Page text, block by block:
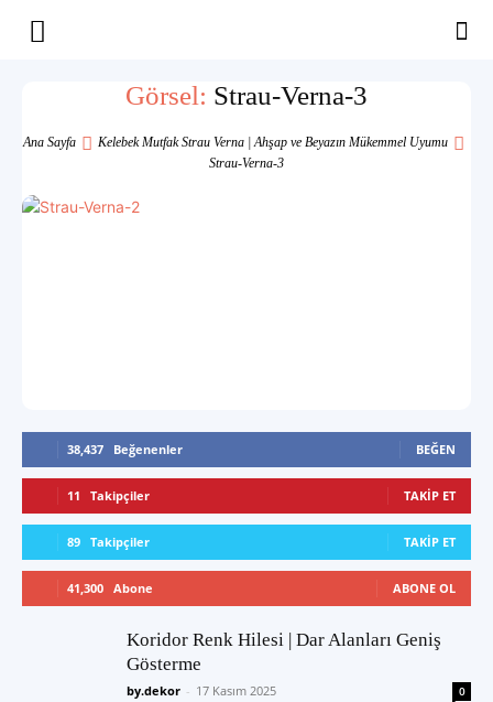
Yaşam
İlham
Görsel: Strau-Verna-3
Ana Sayfa
Kelebek Mutfak Strau Verna | Ahşap ve Beyazın Mükemmel Uyumu
Strau-Verna-3
38,437 Beğenenler BEĞEN
11 Takipçiler TAKIP ET
89 Takipçiler TAKIP ET
41,300 Abone ABONE OL
Koridor Renk Hilesi | Dar Alanları Geniş
Gösterme
by.dekor - 17 Kasım 2025 0